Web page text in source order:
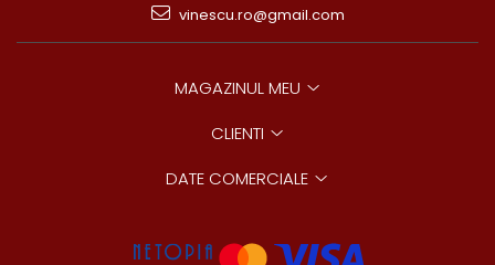
vinescu.ro@gmail.com
MAGAZINUL MEU
CLIENTI
DATE COMERCIALE